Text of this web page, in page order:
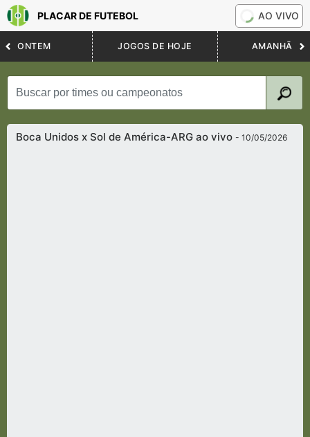
PLACAR DE FUTEBOL AO VIVO
ONTEM JOGOS DE HOJE AMANHÃ
Boca Unidos x Sol de América-ARG ao vivo- 10/05/2026